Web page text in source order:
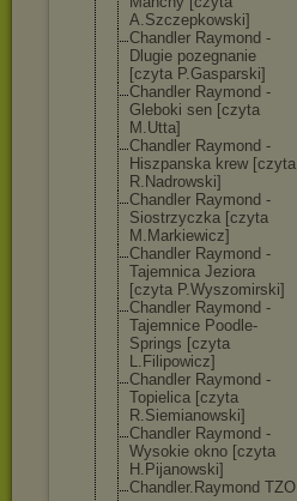
A.Szczepkowski]
Chandler Raymond -
Dlugie pozegnanie
[czyta P.Gasparski]
Chandler Raymond -
Gleboki sen [czyta
M.Utta]
Chandler Raymond -
Hiszpanska krew [czyta
R.Nadrowski]
Chandler Raymond -
Siostrzyczka [czyta
M.Markiewicz]
Chandler Raymond -
Tajemnica Jeziora
[czyta P.Wyszomirski]
Chandler Raymond -
Tajemnice Poodle-
Springs [czyta
L.Filipowicz]
Chandler Raymond -
Topielica [czyta
R.Siemianowski]
Chandler Raymond -
Wysokie okno [czyta
H.Pijanowski]
Chandler.Raymond TZO